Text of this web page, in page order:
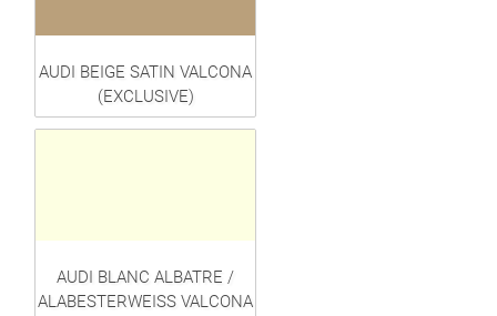
AUDI BEIGE SATIN VALCONA
(EXCLUSIVE)
AUDI BLANC ALBATRE /
ALABESTERWEISS VALCONA